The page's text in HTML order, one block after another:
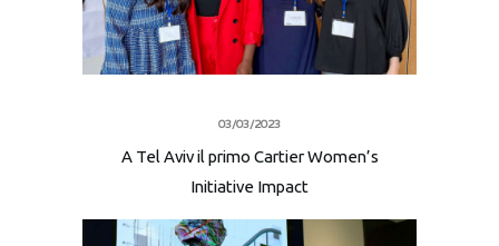
03/03/2023
A Tel Aviv il primo Cartier Women’s
Initiative Impact